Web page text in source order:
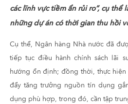
các lĩnh vực tiềm ẩn rủi ro”, cụ thể
những dự án có thời gian thu hồi
Cụ thể, Ngân hàng Nhà nước đã
tiếp tục điều hành chính sách lãi
hướng ổn định; đồng thời, thực hiện
đẩy tăng trưởng nguồn tín dụng
dụng phù hợp, trong đó, cần tập